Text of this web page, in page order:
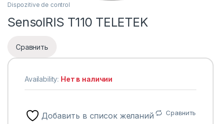
Dispozitive de control
SensoIRIS T110 TELETEK
Сравнить
Availability: Нет в наличии
Добавить в список желаний Сравнить